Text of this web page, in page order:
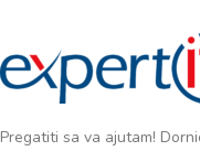
Pregatiti sa va ajutam!